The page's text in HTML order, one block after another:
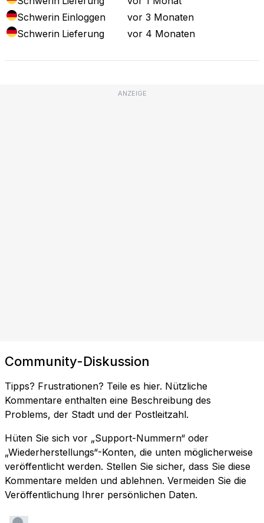
Schwerin Einloggen
vor 3 Monaten
Schwerin Lieferung vor 4 Monaten
ANZEIGE
Community-Diskussion
Tipps? Frustrationen? Teile es hier. Nützliche
Kommentare enthalten eine Beschreibung des
Problems, der Stadt und der Postleitzahl.
Hüten Sie sich vor „Support-Nummern“ oder
„Wiederherstellungs“-Konten, die unten möglicherweise
veröffentlicht werden. Stellen Sie sicher, dass Sie diese
Kommentare melden und ablehnen. Vermeiden Sie die
Veröffentlichung Ihrer persönlichen Daten.